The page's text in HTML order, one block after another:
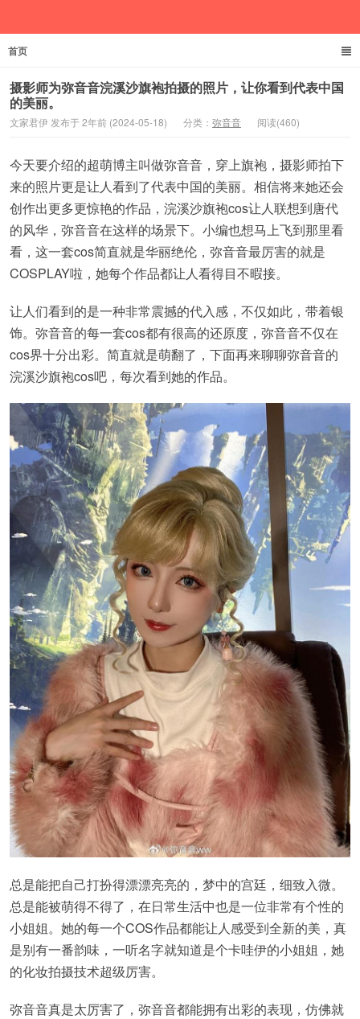
首页
摄影师为弥音音浣溪沙旗袍拍摄的照片，让你看到代表中国
的美丽。
文家君伊 发布于 2年前 (2024-05-18) 分类： 弥音音 阅读(460)
今天要介绍的超萌博主叫做弥音音，穿上旗袍，摄影师拍下
来的照片更是让人看到了代表中国的美丽。相信将来她还会
创作出更多更惊艳的作品，浣溪沙旗袍cos让人联想到唐代
的风华，弥音音在这样的场景下。小编也想马上飞到那里看
看，这一套cos简直就是华丽绝伦，弥音音最厉害的就是
COSPLAY啦，她每个作品都让人看得目不暇接。
让人们看到的是一种非常震撼的代入感，不仅如此，带着银
饰。弥音音的每一套cos都有很高的还原度，弥音音不仅在
cos界十分出彩。简直就是萌翻了，下面再来聊聊弥音音的
浣溪沙旗袍cos吧，每次看到她的作品。
总是能把自己打扮得漂漂亮亮的，梦中的宫廷，细致入微。
总是能被萌得不得了，在日常生活中也是一位非常有个性的
小姐姐。她的每一个COS作品都能让人感受到全新的美，真
是别有一番韵味，一听名字就知道是个卡哇伊的小姐姐，她
的化妆拍摄技术超级厉害。
弥音音真是太厉害了，弥音音都能拥有出彩的表现，仿佛就